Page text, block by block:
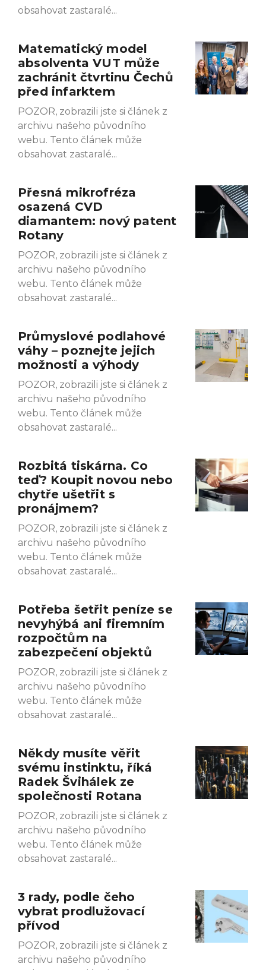
obsahovat zastaralé
Matematický model
absolventa VUT může
zachránit čtvrtinu Čechů
před infarktem
POZOR, zobrazili jste si článek z
archivu našeho původního
webu. Tento článek může
obsahovat zastaralé
Přesná mikrofréza
osazená CVD
diamantem: nový patent
Rotany
POZOR, zobrazili jste si článek z
archivu našeho původního
webu. Tento článek může
obsahovat zastaralé
Průmyslové podlahové
váhy – poznejte jejich
možnosti a výhody
POZOR, zobrazili jste si článek z
archivu našeho původního
webu. Tento článek může
obsahovat zastaralé
Rozbitá tiskárna. Co
teď? Koupit novou nebo
chytře ušetřit s
pronájmem?
POZOR, zobrazili jste si článek z
archivu našeho původního
webu. Tento článek může
obsahovat zastaralé
Potřeba šetřit peníze se
nevyhýbá ani firemním
rozpočtům na
zabezpečení objektů
POZOR, zobrazili jste si článek z
archivu našeho původního
webu. Tento článek může
obsahovat zastaralé
Někdy musíte věřit
svému instinktu, říká
Radek Švihálek ze
společnosti Rotana
POZOR, zobrazili jste si článek z
archivu našeho původního
webu. Tento článek může
obsahovat zastaralé
3 rady, podle čeho
vybrat prodlužovací
přívod
POZOR, zobrazili jste si článek z
archivu našeho původního